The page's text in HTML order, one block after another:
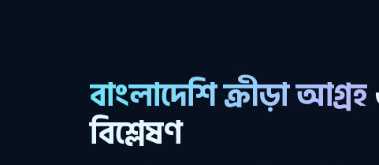
বাংলাদেশি ক্রীড়া আগ্রহ
বিশ্লেষণ